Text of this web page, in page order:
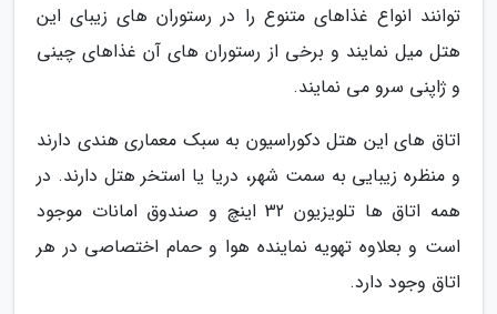
توانند انواع غذاهای متنوع را در رستوران های زیبای این
هتل میل نمایند و برخی از رستوران های آن غذاهای چینی
و ژاپنی سرو می نمایند.
اتاق های این هتل دکوراسیون به سبک معماری هندی دارند
و منظره زیبایی به سمت شهر، دریا یا استخر هتل دارند. در
همه اتاق ها تلویزیون 32 اینچ و صندوق امانات موجود
است و بعلاوه تهویه نماینده هوا و حمام اختصاصی در هر
اتاق وجود دارد.